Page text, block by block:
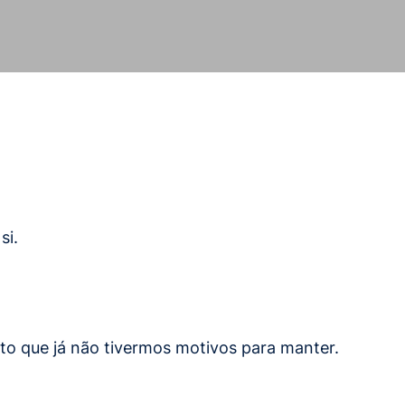
que já não tivermos motivos para manter.